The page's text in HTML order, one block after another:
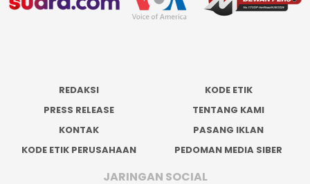
REDAKSI
KODE ETIK
PRESS RELEASE
TENTANG KAMI
KONTAK
PASANG IKLAN
KODE ETIK PERUSAHAAN
PEDOMAN MEDIA SIBER
JARINGAN SOCIAL